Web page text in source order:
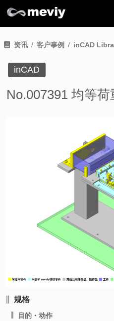
资讯 客户事例 inCAD
inCAD
No.007391 均等
规格
目的・动作